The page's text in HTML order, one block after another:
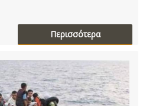
Περισσότερα